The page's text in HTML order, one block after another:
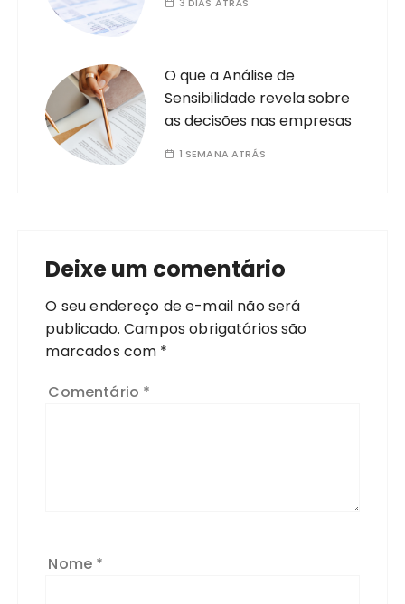
3 DIAS ATRÁS
O que a Análise de
Sensibilidade revela sobre
as decisões nas empresas
1 SEMANA ATRÁS
Deixe um comentário
O seu endereço de e-mail não será
publicado. Campos obrigatórios são
marcados com *
Comentário *
Nome *